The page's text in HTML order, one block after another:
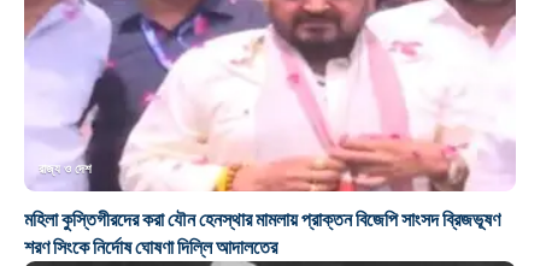
রাজ্য ও দেশ
মহিলা কুস্তিগীরদের করা যৌন হেনস্থার মামলায় প্রাক্তন বিজেপি সাংসদ ব্রিজভূষণ
শরণ সিংকে নির্দোষ ঘোষণা দিল্লি আদালতের